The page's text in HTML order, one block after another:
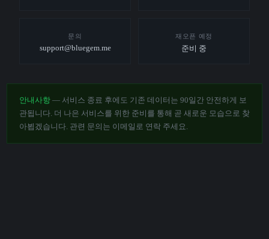
문의
support@bluegem.me
재오픈 예정
준비 중
안내사항 — 서비스 종료 후에도 기존 데이터는 90일간 안전하게 보
관됩니다. 더 나은 서비스를 위한 준비를 통해 곧 새로운 모습으로 찾
아뵙겠습니다. 관련 문의는 이메일로 연락 주세요.